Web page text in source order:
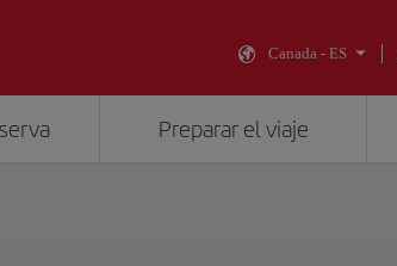
Canada - ES
Preparar el viaje